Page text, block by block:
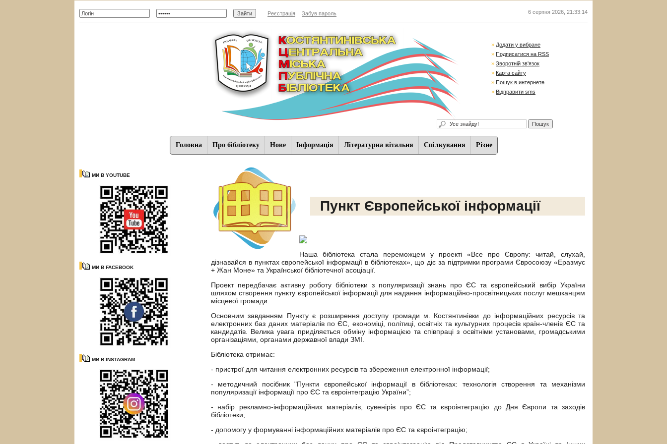
Реєстрація Забув пароль 6 серпня 2026 21:33:14
» Додати у вибране
» Подписатися на RSS
» Зворотній зв'язок
» Карта сайту
» Пошук в интернете
» Відправити sms
Головна Про бібліотеку Нове Iнформацiя Літературна вітальня Спiлкування Різне
МИ В YOUTUBE
МИ В FACEBOOK
МИ В INSTAGRAM
Пункт Європейської інформації
Наша бібліотека стала переможцем у проекті «Все про Європу: читай, слухай,
дізнавайся в пунктах європейської інформації в бібліотеках», що діє за підтримки програми Євросоюзу «Еразмус
+ Жан Моне» та Української бібліотечної асоціації.
Проект передбачає активну роботу бібліотеки з популяризації знань про ЄС та європейський вибір України
шляхом створення пункту європейської інформації для надання інформаційно-просвітницьких послуг мешканцям
місцевої громади.
Основним завданням Пункту є розширення доступу громади м. Костянтинівки до інформаційних ресурсів та
електронних баз даних матеріалів по ЄС, економіці, політиці, освітніх та культурних процесів країн-членів ЄС та
кандидатів. Велика увага приділяється обміну інформацією та співпраці з освітніми установами, громадськими
організаціями, органами державної влади ЗМІ.
Бібліотека отримає:
- пристрої для читання електронних ресурсів та збереження електронної інформації;
- методичний посібник "Пункти європейської інформації в бібліотеках: технологія створення та механізми
популяризації інформації про ЄС та євроінтеграцію України”;
- набір рекламно-інформаційних матеріалів, сувенірів про ЄС та євроінтеграцію до Дня Європи та заходів
бібліотеки;
- допомогу у формуванні інформаційних матеріалів про ЄС та євроінтеграцію;